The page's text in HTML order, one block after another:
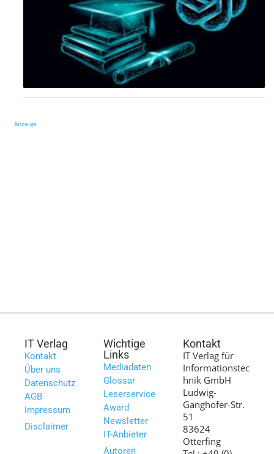
Anzeige
IT Verlag
Kontakt
Über uns
Datenschutz
AGB
Impressum
Disclaimer
Wichtige
Links
Mediadaten
Glossar
Leserservice
Award
Newsletter
IT-Anbieter
Autoren
Kontakt
IT Verlag für
Informationstec
hnik GmbH
Ludwig-
Ganghofer-Str.
51
83624
Otterfing